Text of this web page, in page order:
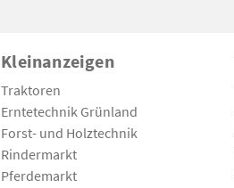
Kleinanzeigen
Traktoren
Erntetechnik Grünland
Forst- und Holztechnik
Rindermarkt
Pferdemarkt